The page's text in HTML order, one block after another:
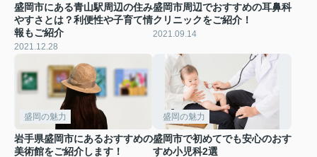
盛岡市にある青山駅周辺の住み
やすさとは？利便性や子育て情
報もご紹介
2021.12.28
盛岡市周辺でおすすめの耳鼻科
クリニックをご紹介！
2021.09.14
盛岡の魅力
岩手県盛岡市にあるおすすめの
美術館をご紹介します！
盛岡の魅力
盛岡市で初めてでも安心のおす
すめ小児科2選